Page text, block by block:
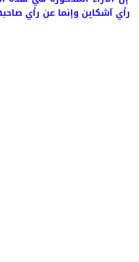
رأي آشكاين وإنما عن رأي